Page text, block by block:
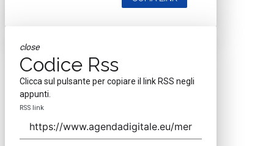
close
Codice Rss
Clicca sul pulsante per copiare il link RSS negli
appunti.
RSS link